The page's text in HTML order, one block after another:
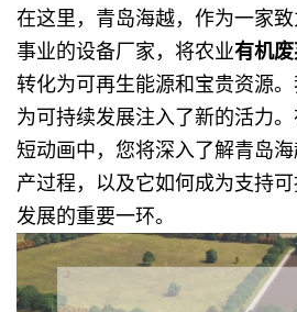
在这里，青岛海越，作为一家
事业的设备厂家，将农业有机
转化为可再生能源和宝贵资源
为可持续发展注入了新的活力
短动画中，您将深入了解青岛
产过程，以及它如何成为支持
发展的重要一环。